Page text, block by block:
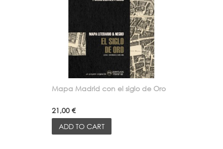
Mapa Madrid con el siglo de Oro
21,00 €
ADD TO CART